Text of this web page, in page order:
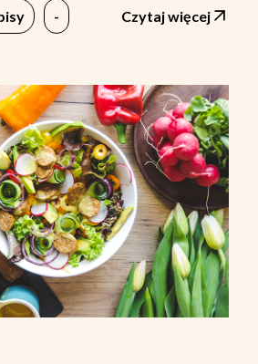
- Czytaj więcej